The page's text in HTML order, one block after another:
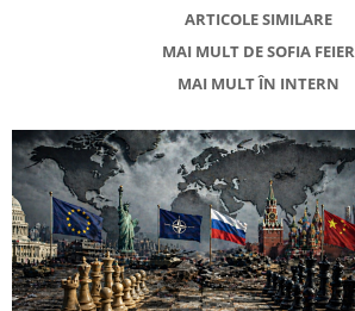
ARTICOLE SIMILARE
MAI MULT DE SOFIA FEIER
MAI MULT ÎN INTERN